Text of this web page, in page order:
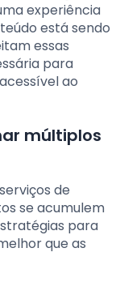
experiência
está sendo
essas
para
ao
múltiplos
de
se acumulem
para
que as